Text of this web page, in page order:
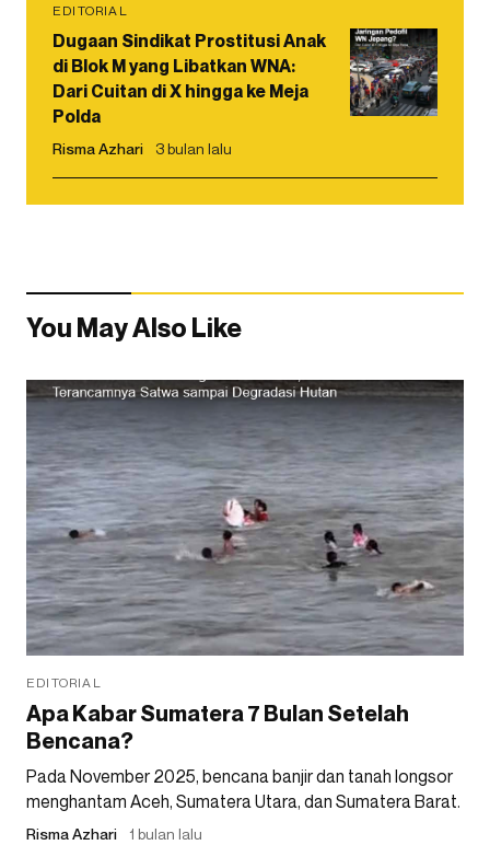
EDITORIAL
Dugaan Sindikat Prostitusi Anak
di Blok M yang Libatkan WNA:
Dari Cuitan di X hingga ke Meja
Polda
Risma Azhari 3 bulan lalu
You May Also Like
EDITORIAL
Apa Kabar Sumatera 7 Bulan Setelah
Bencana?
Pada November 2025, bencana banjir dan tanah longsor
menghantam Aceh, Sumatera Utara, dan Sumatera Barat.
Risma Azhari 1 bulan lalu